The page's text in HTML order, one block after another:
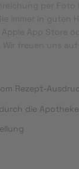
Rezept-
die Apotheke